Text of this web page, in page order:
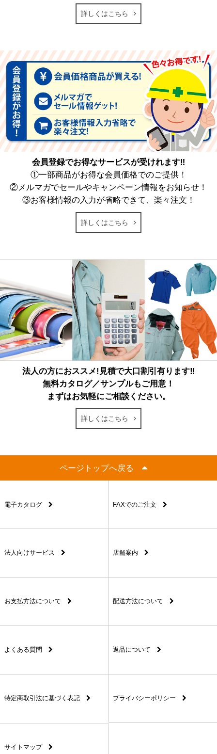
詳しくはこちら
会員登録でお得なサービスが受けれます‼
①一部商品がお得な会員価格でのご提供！
②メルマガでセールやキャンペーン情報をお知らせ！
③お客様情報の入力が省略できて、楽々注文！
詳しくはこちら
法人の方におススメ!見積で大口割引有ります‼
無料カタログ／サンプルもご用意！
まずはお気軽にご相談ください。
詳しくはこちら
ページトップへ戻る
電子カタログ FAXでのご注文
法人向けサービス 店舗案内
お支払方法について 配送方法について
よくある質問 返品について
特定商取引法に基づく表記 プライバシーポリシー
サイトマップ